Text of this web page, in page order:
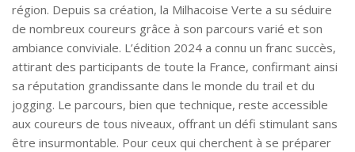
région. Depuis sa création, la Milhacoise Verte a su séduire
de nombreux coureurs grâce à son parcours varié et son
ambiance conviviale. L’édition 2024 a connu un franc succès,
attirant des participants de toute la France, confirmant ainsi
sa réputation grandissante dans le monde du trail et du
jogging. Le parcours, bien que technique, reste accessible
aux coureurs de tous niveaux, offrant un défi stimulant sans
être insurmontable. Pour ceux qui cherchent à se préparer